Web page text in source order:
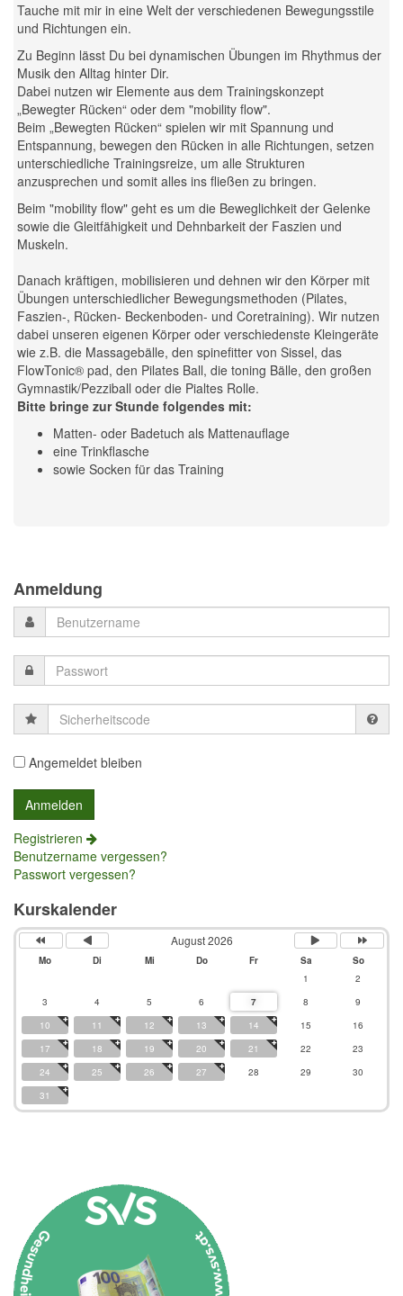
Tauche mit mir in eine Welt der verschiedenen Bewegungsstile
und Richtungen ein.
Zu Beginn lässt Du bei dynamischen Übungen im Rhythmus der
Musik den Alltag hinter Dir.
Dabei nutzen wir Elemente aus dem Trainingskonzept
„Bewegter Rücken“ oder dem "mobility flow".
Beim „Bewegten Rücken“ spielen wir mit Spannung und
Entspannung, bewegen den Rücken in alle Richtungen, setzen
unterschiedliche Trainingsreize, um alle Strukturen
anzusprechen und somit alles ins fließen zu bringen.
Beim "mobility flow" geht es um die Beweglichkeit der Gelenke
sowie die Gleitfähigkeit und Dehnbarkeit der Faszien und
Muskeln.
Danach kräftigen, mobilisieren und dehnen wir den Körper mit
Übungen unterschiedlicher Bewegungsmethoden (Pilates,
Faszien-, Rücken- Beckenboden- und Coretraining). Wir nutzen
dabei unseren eigenen Körper oder verschiedenste Kleingeräte
wie z.B. die Massagebälle, den spinefitter von Sissel, das
FlowTonic® pad, den Pilates Ball, die toning Bälle, den großen
Gymnastik/Pezziball oder die Pialtes Rolle.
Bitte bringe zur Stunde folgendes mit:
Matten- oder Badetuch als Mattenauflage
eine Trinkflasche
sowie Socken für das Training
Anmeldung
Sicherheitscode
Angemeldet bleiben
Registrieren
Benutzername vergessen?
Passwort vergessen?
Kurskalender
August 2026
Mo Di Mi Do Fr Sa
So
1
2
3
4 5 6 7 8
9
10
11 12 13 14 15
16
17
18 19 20 21 22
23
24
25 26 27 28 29
30
31